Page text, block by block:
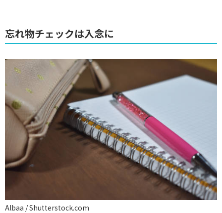
忘れ物チェックは入念に
Albaa / Shutterstock.com